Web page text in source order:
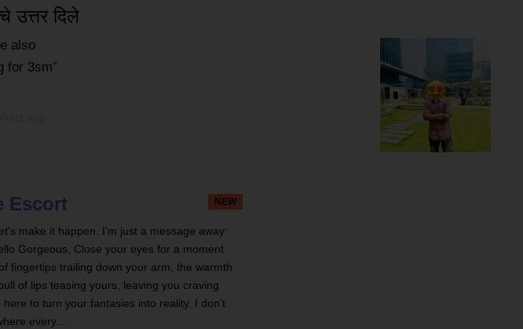
उत्तर दिले
also
for 3sm
NEW
Escort
make it happen. I’m just a message away:
Gorgeous, Close your eyes for a moment
fingertips trailing down your arm, the warmth
of lips teasing yours, leaving you craving
to turn your fantasies into reality. I don’t
every…